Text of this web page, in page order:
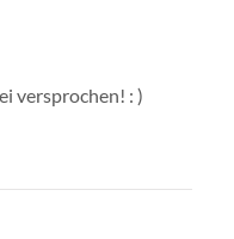
versprochen! : )